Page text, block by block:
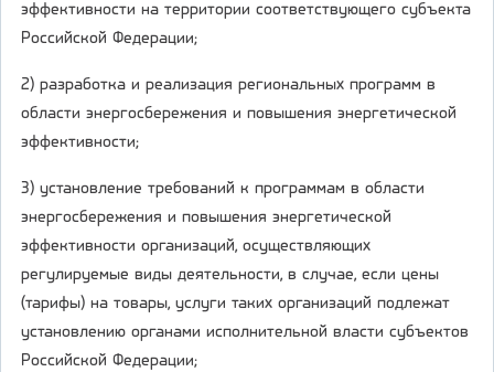
эффективности на территории соответствующего субъекта
Российской Федерации;
2) разработка и реализация региональных программ в
области энергосбережения и повышения энергетической
эффективности;
3) установление требований к программам в области
энергосбережения и повышения энергетической
эффективности организаций, осуществляющих
регулируемые виды деятельности, в случае, если цены
(тарифы) на товары, услуги таких организаций подлежат
установлению органами исполнительной власти субъектов
Российской Федерации;